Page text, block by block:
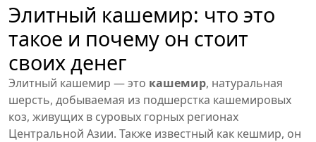
Элитный кашемир: что это
такое и почему он стоит
своих денег
Элитный кашемир — это кашемир, натуральная
шерсть, добываемая из подшерстка кашемировых
коз, живущих в суровых горных регионах
Центральной Азии. Также известный как кешмир, он